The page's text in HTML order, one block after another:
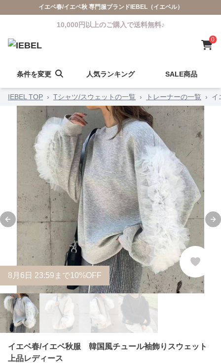
イエベ春/イエベ秋 専門服ブランドIEBEL（イエベル）
10,000円以上のご購入で送料無料♪
0
条件を変更 人気ランキング SALE商品
IEBEL TOP › Tシャツ/スウェットの一覧 › トレーナーの一覧 › イ
Previous slide
8 月 6 日 23:59まで10%OFF
イエベ春/イエベ秋服 韓国風チュール袖飾りスウェット
上品レディース